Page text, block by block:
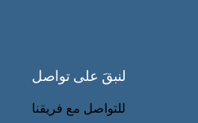
لنبقَ على تواصل
للتواصل مع فريقنا